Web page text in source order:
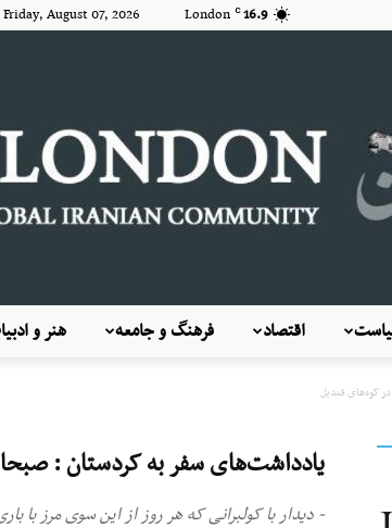
16.9
C
London Friday, August 07, 2026 جمعه, ۱۶ مرداد ۱۴۰۵
کیهان
هنر و فرهنگ و جامعه اقتصاد
کوه‌های قندیل
یادداشت‌های سفر به کردستان :
- دیدار با کولبرانی که هر روز از این سوی مرز با